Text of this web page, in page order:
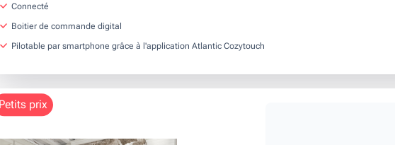
Connecté
Boitier de commande digital
Pilotable par smartphone grâce à l'application Atlantic Cozytouch
petits prix